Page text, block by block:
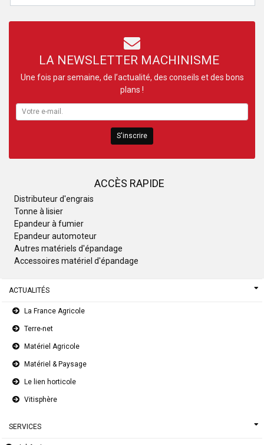
ACCÈS RAPIDE
Distributeur d'engrais
Tonne à lisier
Epandeur à fumier
Epandeur automoteur
Autres matériels d'épandage
Accessoires matériel d'épandage
LA NEWSLETTER MACHINISME
Une fois par semaine, de l’actualité, des conseils et des bons
plans !
S'inscrire
ACTUALITÉS
La France Agricole
Terre-net
Matériel Agricole
Matériel & Paysage
Le lien horticole
Vitisphère
SERVICES